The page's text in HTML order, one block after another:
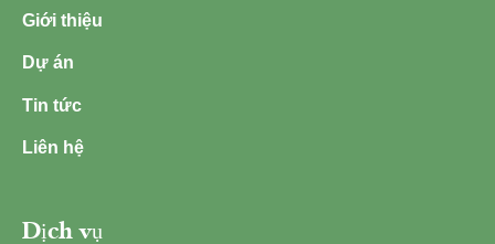
Giới thiệu
Dự án
Tin tức
Liên hệ
Dịch vụ